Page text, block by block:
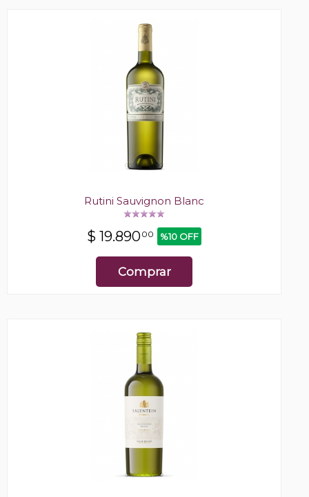
Rutini Sauvignon Blanc
$ 19.89000 %10 OFF
Comprar